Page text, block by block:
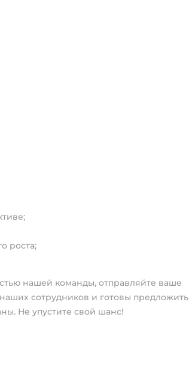
роста;
нашей команды, отправляйте ваше
сотрудников и готовы предложить
Не упустите свой шанс!